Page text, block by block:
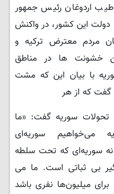
اردوغان رئیس جمهور
این کشور، در واکنش
مردم معترض ترکیه و
خشونت ها در مناطق
با بیان این که مشت
گفت که از هر
تحولات سوریه گفت: «ما
می‌خواهیم سوریه‌ای
نه سوریه‌ای که تحت سلطه
بی ثباتی است. ما می
میلیون‌ها نفری باشد